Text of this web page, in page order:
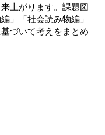
上がります。課題図
」「社会読み物編」
づいて考えをまとめ